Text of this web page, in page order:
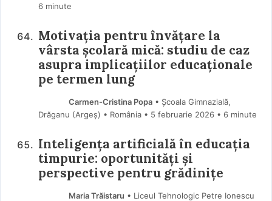
6 minute
Motivația pentru învățare la
vârsta școlară mică: studiu de caz
asupra implicațiilor educaționale
pe termen lung
Carmen-Cristina Popa• Școala Gimnazială,
Drăganu (Argeş) • România
5 februarie 2026 • 6 minute
Inteligența artificială în educația
timpurie: oportunități și
perspective pentru grădinițe
Maria Trăistaru • Liceul Tehnologic Petre Ionescu